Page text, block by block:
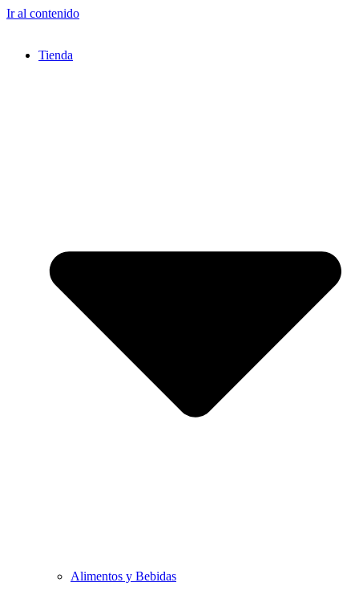
Ir al contenido
Tienda
Alimentos y Bebidas